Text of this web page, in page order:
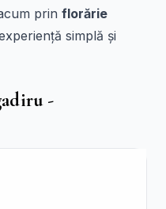
prin florărie
simplă și
-